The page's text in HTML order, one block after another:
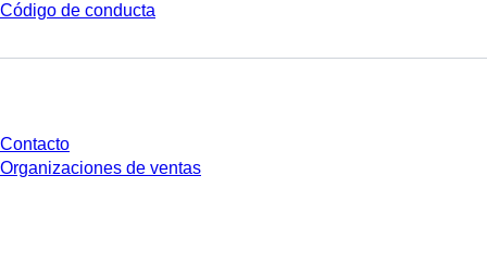
Código de conducta
Contacto
Organizaciones de ventas